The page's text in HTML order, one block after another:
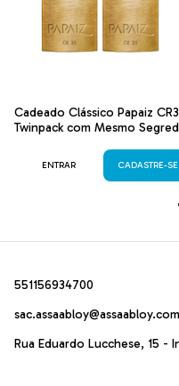
Cadeado Clássico Papaiz
Twinpack com Mesmo
ENTRAR CADASTRE-SE
551156934700
sac.assaabloy@assaabloy.com
Rua Eduardo Lucchese, 15 -